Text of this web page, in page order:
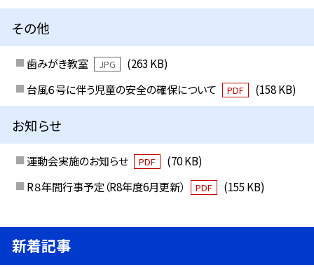
その他
歯みがき教室 JPG
(263 KB)
台風６号に伴う児童の安全の確保について
PDF (158 KB)
お知らせ
運動会実施のお知らせ PDF
(70 KB)
R８年間行事予定（R8年度6月更新）
PDF (155 KB)
新着記事